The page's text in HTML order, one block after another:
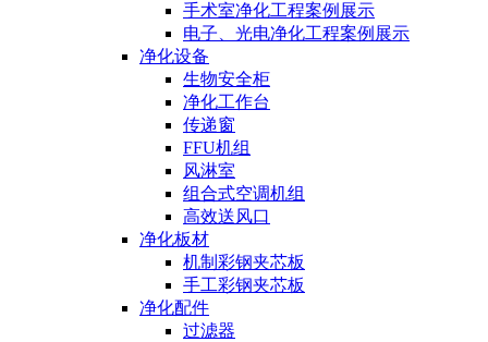
手术室净化工程案例展示
电子、光电净化工程案例展示
净化设备
生物安全柜
净化工作台
传递窗
FFU机组
风淋室
组合式空调机组
高效送风口
净化板材
机制彩钢夹芯板
手工彩钢夹芯板
净化配件
过滤器